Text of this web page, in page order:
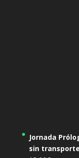
Jornada
sin transporte